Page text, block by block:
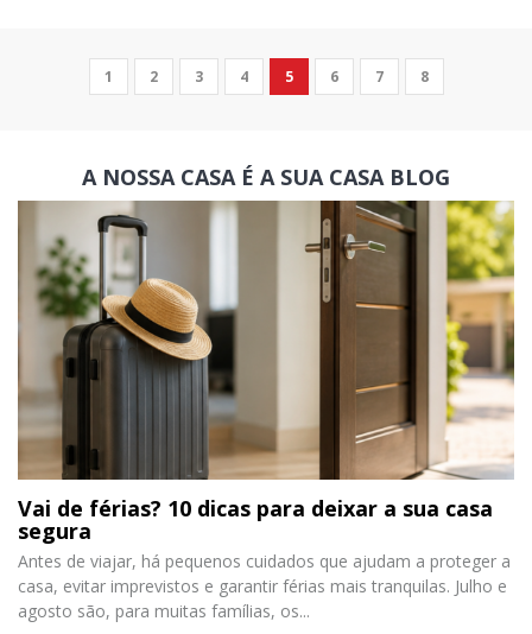
1 2 3 4 5 6 7 8
A NOSSA CASA É A SUA CASA BLOG
Vai de férias? 10 dicas para deixar a sua casa
segura
Antes de viajar, há pequenos cuidados que ajudam a proteger a
casa, evitar imprevistos e garantir férias mais tranquilas. Julho e
agosto são, para muitas famílias, os...